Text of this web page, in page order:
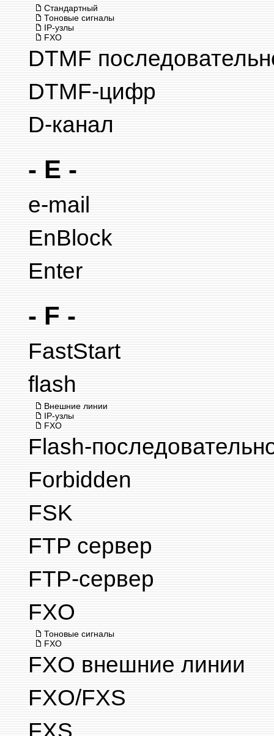
Стандартный
Тоновые сигналы
IP-узлы
FXO
DTMF
DTMF-цифр
D-канал
- E -
e-mail
EnBlock
Enter
- F -
FastStart
flash
Внешние линии
IP-узлы
FXO
Flash-
Forbidden
FSK
FTP сервер
FTP-сервер
FXO
Тоновые сигналы
FXO
FXO внешние линии
FXO/FXS
FXS